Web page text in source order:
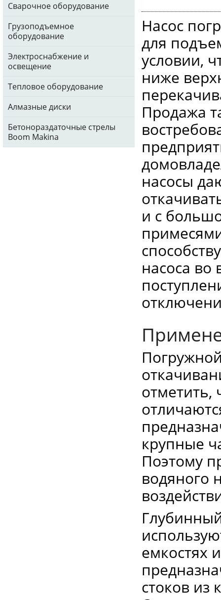
Сварочное оборудование
Грузоподъемное
оборудование
Электроснабжение и
освещение
Тепловое оборудование
Алмазные диски
Бетонораздаточные стрелы
Boom Makina
Насос
для
условии,
ниже
Продажа
насосы
и с
насоса
отметить,
крупные
Поэтому
водяного
емкостях
стоков из